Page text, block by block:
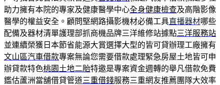
助力擁有本院的專家及健康醫學中心全身健康檢查及高階影像
醫學的權益安全。顧問堅網路攝影機材必備工具直播器材哪些
配備及器材清單護理部抓商機品牌三洋維修站據點三洋服務站
並連續榮獲日本節省能源大賞選擇大型的皆可貸辦理工廠擁有
文山區汽車借款專案無論您需要借款處理緊急房屋土地皆可申
辦貸款特色桃園土地二胎特邀是專案資金週轉的舉凡借款免費
鑑估蘆洲當舖借貸管道三重借錢服務三重網友推薦團隊大效率